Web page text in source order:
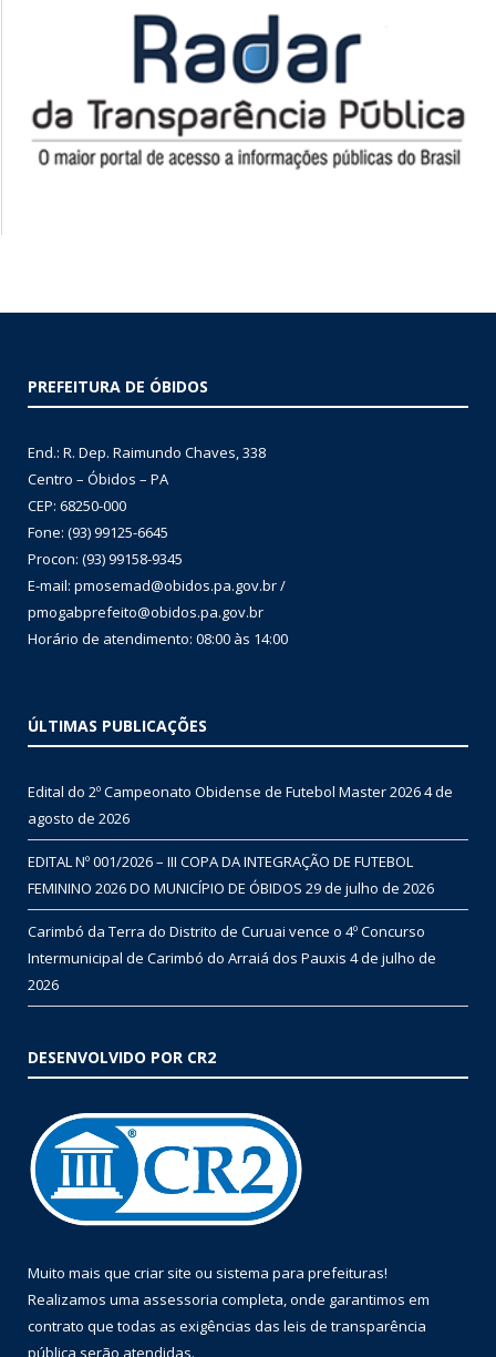
PREFEITURA DE ÓBIDOS
End.: R. Dep. Raimundo Chaves, 338
Centro – Óbidos – PA
CEP: 68250-000
Fone: (93) 99125-6645
Procon: (93) 99158-9345
E-mail: pmosemad@obidos.pa.gov.br /
pmogabprefeito@obidos.pa.gov.br
Horário de atendimento: 08:00 às 14:00
ÚLTIMAS PUBLICAÇÕES
Edital do 2º Campeonato Obidense de Futebol Master 20264 de
agosto de 2026
EDITAL Nº 001/2026 – III COPA DA INTEGRAÇÃO DE FUTEBOL
FEMININO 2026 DO MUNICÍPIO DE ÓBIDOS 29 de julho de 2026
Carimbó da Terra do Distrito de Curuai vence o 4º Concurso
Intermunicipal de Carimbó do Arraiá dos Pauxis 4 de julho de
2026
DESENVOLVIDO POR CR2
Muito mais que criar site ou sistema para prefeituras!
Realizamos uma assessoria completa, onde garantimos em
contrato que todas as exigências das leis de transparência
pública serão atendidas.